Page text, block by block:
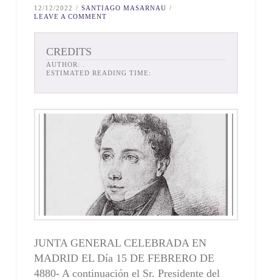
12/12/2022
SANTIAGO MASARNAU
LEAVE A COMMENT
CREDITS
AUTHOR:
ESTIMATED READING TIME:
JUNTA GENERAL CELEBRADA EN
MADRID EL Día 15 DE FEBRERO DE
4880- A continuación el Sr. Presidente del